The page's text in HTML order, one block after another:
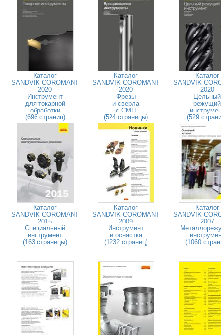
Каталог
SANDVIK COROMANT
2020
Инструмент
для токарной
обработки
(696 страниц)
Каталог
SANDVIK COROMANT
2020
Фрезы
и сверла
с СМП
(524 страницы)
Каталог
SANDVIK
2020
Цельный
режущий
(529
Каталог
SANDVIK COROMANT
2015
Специальный
инструмент
(163 страницы)
Каталог
SANDVIK COROMANT
2009
Инструмент
и оснастка
(1232 страниц)
Каталог
SANDVIK
2007
(1060